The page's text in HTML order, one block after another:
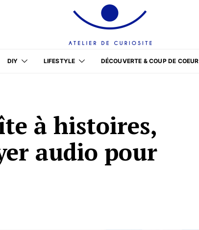
DIY LIFESTYLE DÉCOUVERTE & COUP DE COEUR
à histoires,
audio pour